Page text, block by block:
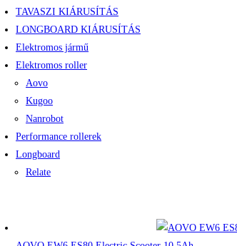
TAVASZI KIÁRUSÍTÁS
LONGBOARD KIÁRUSÍTÁS
Elektromos jármű
Elektromos roller
Aovo
Kugoo
Nanrobot
Performance rollerek
Longboard
Relate